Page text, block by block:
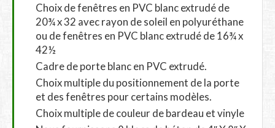
Choix de fenêtres en PVC blanc extrudé de
20¾ x 32 avec rayon de soleil en polyuréthane
ou de fenêtres en PVC blanc extrudé de 16¾ x
42½
Cadre de porte blanc en PVC extrudé.
Choix multiple du positionnement de la porte
et des fenêtres pour certains modèles.
Choix multiple de couleur de bardeau et vinyle